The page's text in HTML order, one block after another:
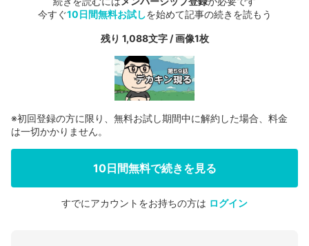
今すぐ10日間無料お試しを始めて記事の続きを読もう
残り 1,088文字 / 画像1枚
会員登録する
※初回登録の方に限り、無料お試し期間中に解約した場合、料金
は一切かかりません。
10日間無料で続きを見る
すでにアカウントをお持ちの方は ログイン